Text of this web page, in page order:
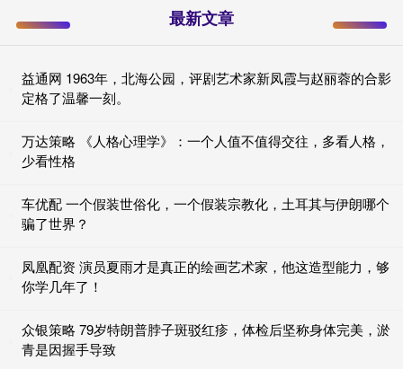
最新文章
益通网 1963年，北海公园，评剧艺术家新凤霞与赵丽蓉的合影
定格了温馨一刻。
万达策略 《人格心理学》：一个人值不值得交往，多看人格，
少看性格
车优配 一个假装世俗化，一个假装宗教化，土耳其与伊朗哪个
骗了世界？
凤凰配资 演员夏雨才是真正的绘画艺术家，他这造型能力，够
你学几年了！
众银策略 79岁特朗普脖子斑驳红疹，体检后坚称身体完美，淤
青是因握手导致